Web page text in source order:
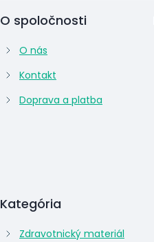
O spoločnosti
O nás
Kontakt
Doprava a platba
Kategória
Zdravotnický materiál